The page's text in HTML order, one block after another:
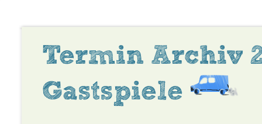
Termin Archiv
Gastspiele